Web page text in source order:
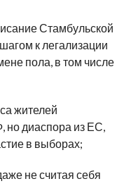
Стамбульской
к легализации
пола, в том числе
жителей
но диаспора из ЕС,
в выборах;
не считая себя